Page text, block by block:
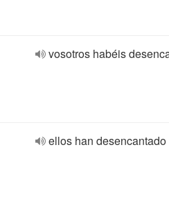
vosotros habéis
ellos han desencantado